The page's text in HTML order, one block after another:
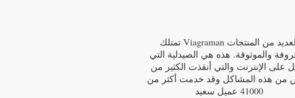
تمتلك Viagraman العديد من المنتجات
والموثوقة. هذه هي الصيدلية التي
على الإنترنت والتي أنقذت الكثير من
من هذه المشاكل وقد خدمت أكثر من
41000 عميل سعيد